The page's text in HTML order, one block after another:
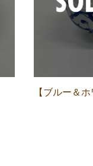
【ブルー＆